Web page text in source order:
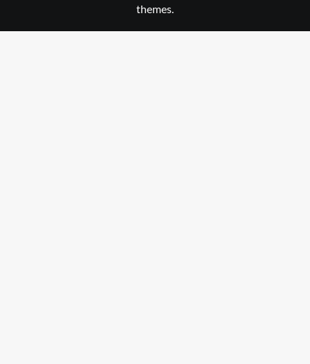
themes.